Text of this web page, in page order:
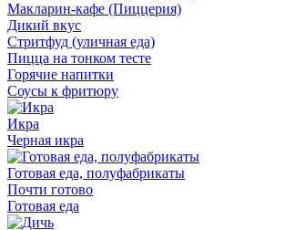
Макларин-кафе (Пиццерия)
Дикий вкус
Стритфуд (уличная еда)
Пицца на тонком тесте
Горячие напитки
Соусы к фритюру
Икра
Черная икра
Готовая еда, полуфабрикаты
Почти готово
Готовая еда